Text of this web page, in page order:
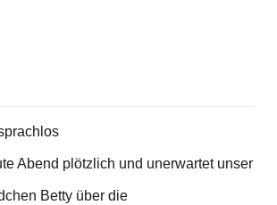
Abend plötzlich und unerwartet unser
Betty über die